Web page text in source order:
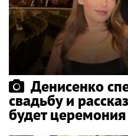
Денисенко
свадьбу и
будет церемония